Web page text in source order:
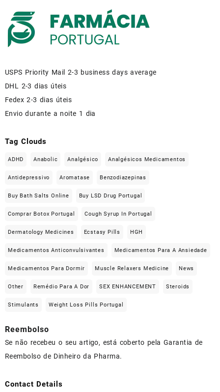
USPS Priority Mail 2-3 business days average
DHL 2-3 dias úteis
Fedex 2-3 dias úteis
Envio durante a noite 1 dia
Tag Clouds
ADHD Anabolic Analgésico Analgésicos Medicamentos
Antidepressivo Aromatase Benzodiazepinas
Buy Bath Salts Online Buy LSD Drug Portugal
Comprar Botox Portugal Cough Syrup In Portugal
Dermatology Medicines Ecstasy Pills HGH
Medicamentos Anticonvulsivantes Medicamentos Para A Ansiedade
Medicamentos Para Dormir Muscle Relaxers Medicine News
Other Remédio Para A Dor SEX ENHANCEMENT Steroids
Stimulants Weight Loss Pills Portugal
Reembolso
Se não recebeu o seu artigo, está coberto pela Garantia de
Reembolso de Dinheiro da Pharma.
Contact Details